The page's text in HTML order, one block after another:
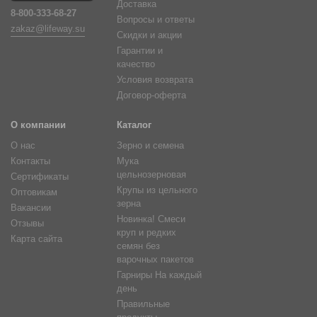
8-800-333-68-27
zakaz@lifeway.su
Доставка
Вопросы и ответы
Скидки и акции
Гарантии и
качество
Условия возврата
Договор-оферта
О компании
О нас
Контакты
Сертификаты
Оптовикам
Вакансии
Отзывы
Карта сайта
Каталог
Зерно и семена
Мука
цельнозерновая
Крупы из цельного
зерна
Новинка! Смеси
круп и редких
семян без
варочных пакетов
Гарниры На каждый
день
Правильные